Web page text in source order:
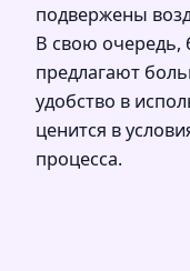
подвержены
В свою очередь,
предлагают
удобство в
ценится в
процесса.